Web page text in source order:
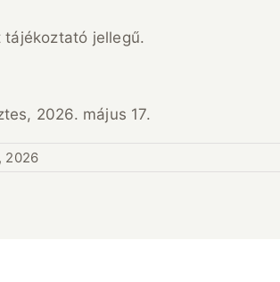
tájékoztató jellegű.
2026. május 17.
2026